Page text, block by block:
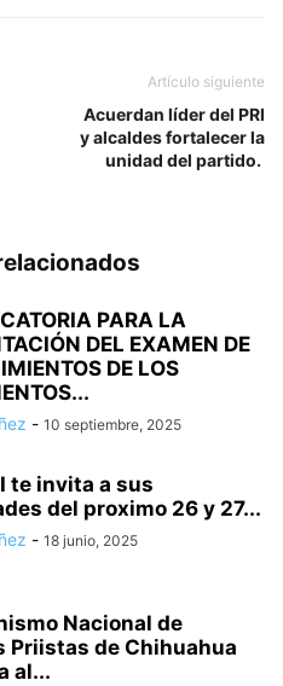
Artículo siguiente
Acuerdan líder del PRI
y alcaldes fortalecer la
unidad del partido.
PARA LA
DEL EXAMEN DE
DE LOS
- 10 septiembre, 2025
te invita a sus
del proximo 26 y 27...
- 18 junio, 2025
Nacional de
Priistas de Chihuahua
al...